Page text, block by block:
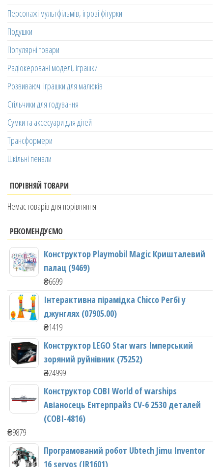
Персонажі мультфільмів, ігрові фігурки
Подушки
Популярні товари
Радіокеровані моделі, іграшки
Розвиваючі іграшки для малюків
Стільчики для годування
Сумки та аксесуари для дітей
Трансформери
Шкільні пенали
ПОРІВНЯЙ ТОВАРИ
Немає товарів для порівняння
РЕКОМЕНДУЄМО
Конструктор Playmobil Magic Кришталевий
палац (9469)
₴6699
Інтерактивна пірамідка Chicco Регбі у
джунглях (07905.00)
₴1419
Конструктор LEGO Star wars Імперський
зоряний руйнівник (75252)
₴24999
Конструктор COBI World of warships
Авіаносець Ентерпрайз CV-6 2530 деталей
(COBI-4816)
₴9879
Програмований робот Ubtech Jimu Inventor
16 servos (JR1601)